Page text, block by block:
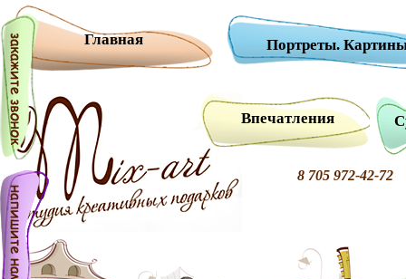
Главная Портреты.
8 705 972-42-
Впечатления